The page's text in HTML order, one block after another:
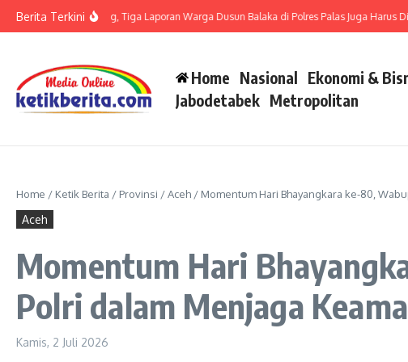
Berita Terkini
di Polsek Barteng, Tiga Laporan Warga Dusun Balaka di Polres Palas Juga Harus
Home Nasional Ekonomi &
Jabodetabek Metropolitan
Home / Ketik Berita / Provinsi /Aceh / Momentum Hari Bhayangkara ke-80,
Aceh
Momentum Hari
Polri dalam Menjaga
Kamis, 2 Juli 2026